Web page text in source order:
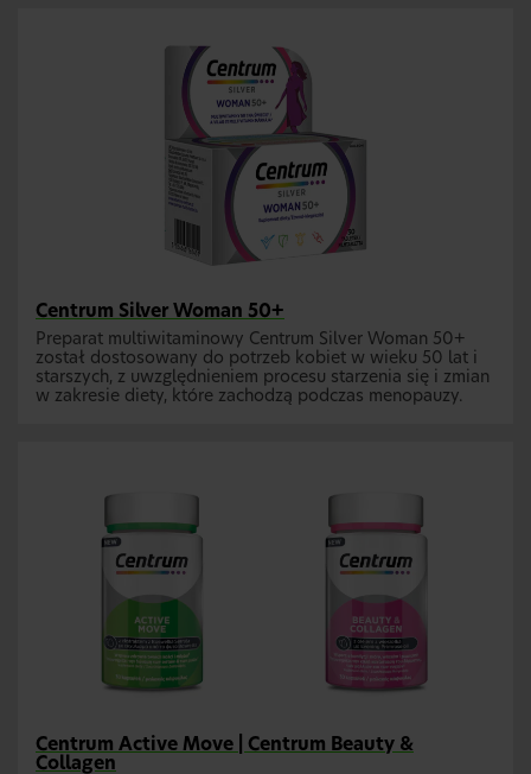
Centrum Silver Woman 50+
Preparat multiwitaminowy Centrum Silver Woman 50+
został dostosowany do potrzeb kobiet w wieku 50 lat i
starszych, z uwzględnieniem procesu starzenia się i zmian
w zakresie diety, które zachodzą podczas menopauzy.
Centrum Active Move | Centrum Beauty &
Collagen